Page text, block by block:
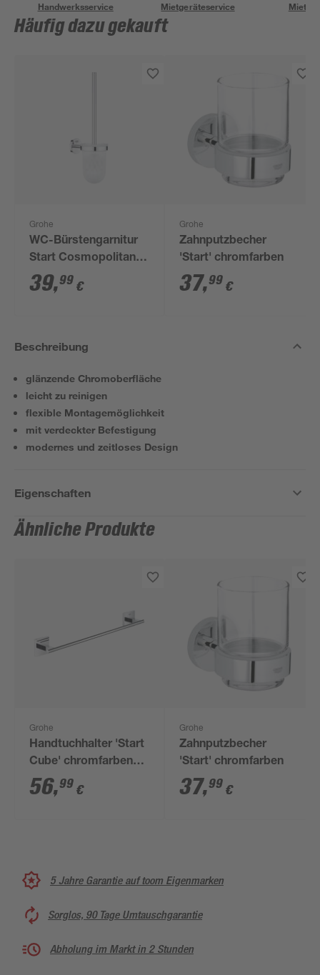
Handwerksservice Mietgeräteservice
Häufig dazu gekauft
Grohe
WC-Bürstengarnitur
Start Cosmopolitan'
chromfarben
39,99 €
Grohe
Zahnputzbecher
'Start' chromfarben
37,99 €
Beschreibung
glänzende Chromoberfläche
leicht zu reinigen
flexible Montagemöglichkeit
mit verdeckter Befestigung
modernes und zeitloses Design
Eigenschaften
Ähnliche Produkte
Grohe
Handtuchhalter 'Start
Cube' chromfarben
46,2 cm
56,99 €
Grohe
Zahnputzbecher
'Start' chromfarben
37,99 €
5 Jahre Garantie auf toom Eigenmarken
Sorglos, 90 Tage Umtauschgarantie
Abholung im Markt in 2 Stunden